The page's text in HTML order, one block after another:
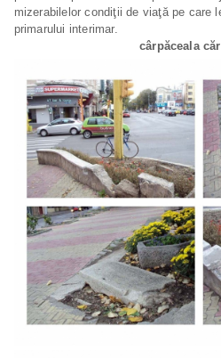
mizerabilelor condiţii de viaţă pe care
primarului interimar.
cârpăceala